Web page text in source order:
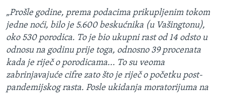
Auto 240p 360p 480p
720p 1080p
480p
720p
1080p
„Prošle godine, prema podacima prikupljenim tokom
jedne noći, bilo je 5.600 beskućnika (u Vašingtonu),
oko 530 porodica. To je bio ukupni rast od 14 odsto u
odnosu na godinu prije toga, odnosno 39 procenata
kada je riječ o porodicama... To su veoma
zabrinjavajuće cifre zato što je riječ o početku post-
pandemijskog rasta. Posle ukidanja moratorijuma na